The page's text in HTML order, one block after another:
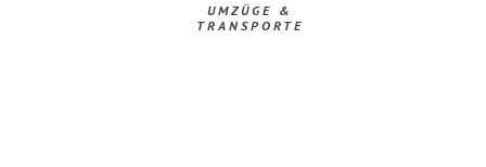
UMZÜGE &
TRANSPORTE